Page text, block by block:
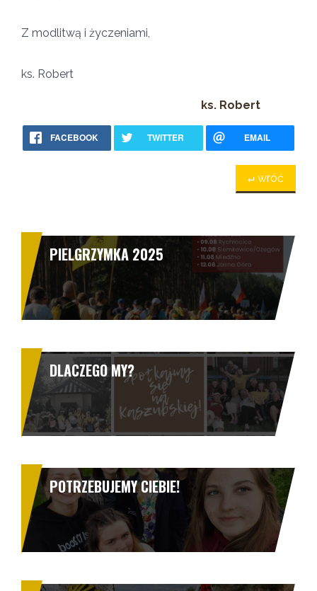
Z modlitwą i życzeniami,
ks. Robert
ks. Robert
FACEBOOK TWITTER EMAIL
↵ wróć
PIELGRZYMKA 2025
DLACZEGO MY?
POTRZEBUJEMY CIEBIE!